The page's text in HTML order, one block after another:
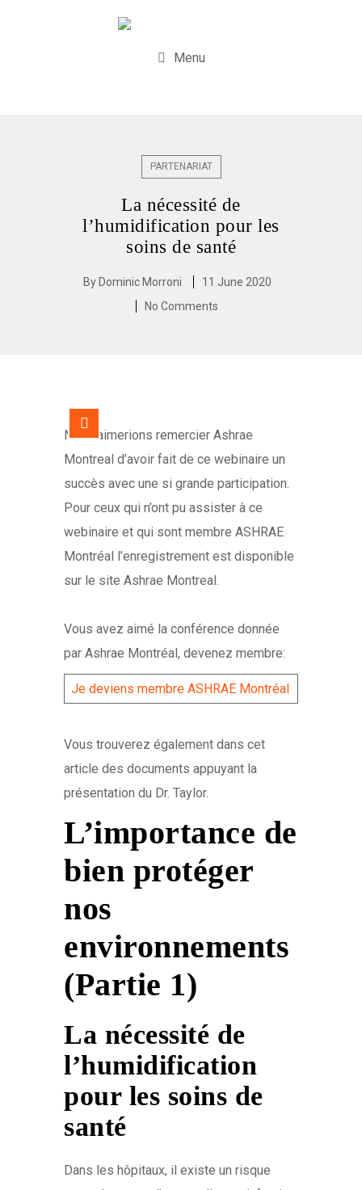
Menu
PARTENARIAT
La nécessité de
l’humidification pour les
soins de santé
By Dominic Morroni
11 June 2020
No Comments
Nous aimerions remercier Ashrae
Montreal d’avoir fait de ce webinaire un
succès avec une si grande participation.
Pour ceux qui n’ont pu assister à ce
webinaire et qui sont membre ASHRAE
Montréal l’enregistrement est disponible
sur le site Ashrae Montreal.
Vous avez aimé la conférence donnée
par Ashrae Montréal, devenez membre:
Je deviens membre ASHRAE Montréal
Vous trouverez également dans cet
article des documents appuyant la
présentation du Dr. Taylor.
L’importance de
bien protéger
nos
environnements
(Partie 1)
La nécessité de
l’humidification
pour les soins de
santé
Dans les hôpitaux, il existe un risque